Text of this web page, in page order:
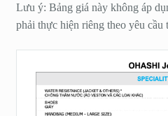
Lưu ý: Bảng giá này không áp
phải thực hiện riêng theo yêu cầu